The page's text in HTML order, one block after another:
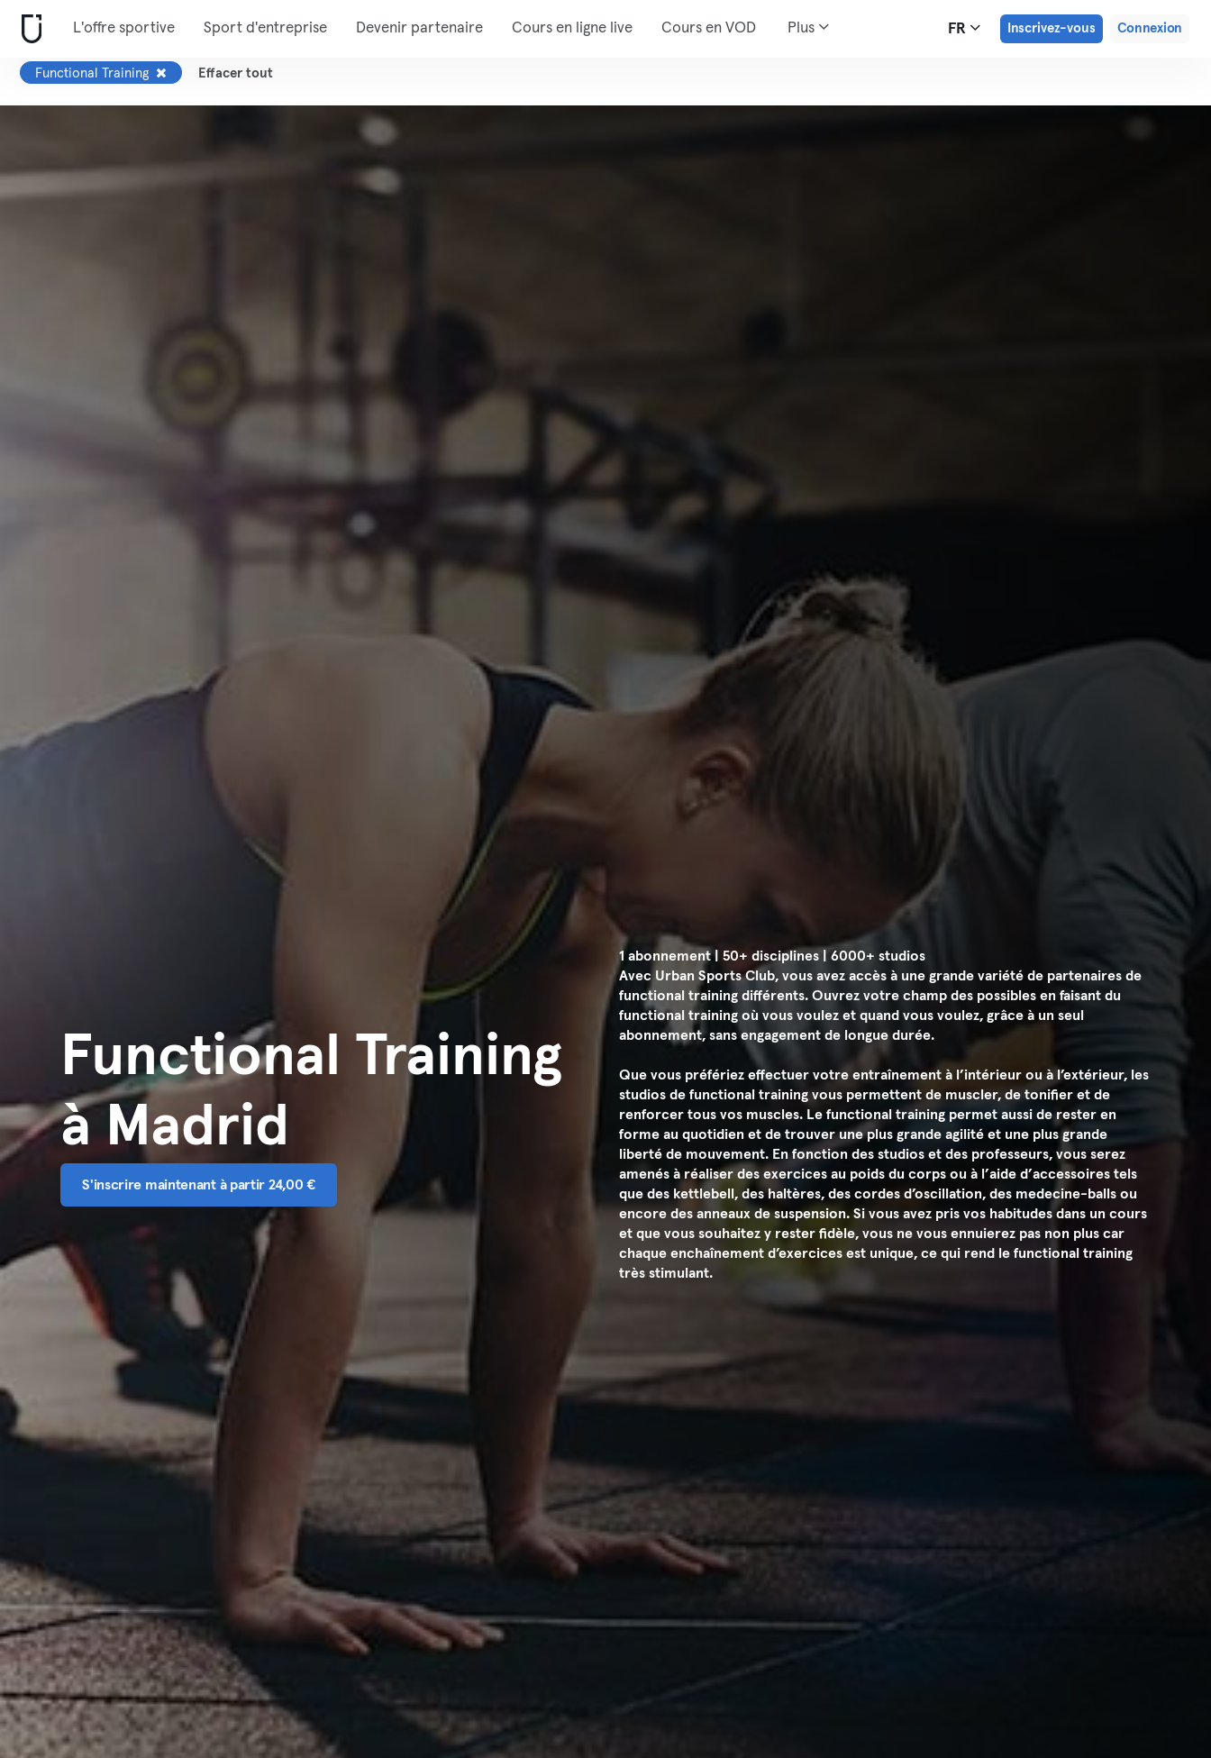
L'offre sportive Sport d'entreprise Devenir partenaire Cours en ligne live Cours en VOD Plus FR Inscrivez-vous Connexion
Functional Training Effacer tout
Functional Training
à Madrid
S'inscrire maintenant à partir 24,00 €
1 abonnement | 50+ disciplines | 6000+ studios
Avec Urban Sports Club, vous avez accès à une grande variété de partenaires de
functional training différents. Ouvrez votre champ des possibles en faisant du
functional training où vous voulez et quand vous voulez, grâce à un seul
abonnement, sans engagement de longue durée.
Que vous préfériez effectuer votre entraînement à l’intérieur ou à l’extérieur, les
studios de functional training vous permettent de muscler, de tonifier et de
renforcer tous vos muscles. Le functional training permet aussi de rester en
forme au quotidien et de trouver une plus grande agilité et une plus grande
liberté de mouvement. En fonction des studios et des professeurs, vous serez
amenés à réaliser des exercices au poids du corps ou à l’aide d’accessoires tels
que des kettlebell, des haltères, des cordes d’oscillation, des medecine-balls ou
encore des anneaux de suspension. Si vous avez pris vos habitudes dans un cours
et que vous souhaitez y rester fidèle, vous ne vous ennuierez pas non plus car
chaque enchaînement d’exercices est unique, ce qui rend le functional training
très stimulant.